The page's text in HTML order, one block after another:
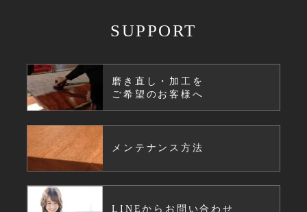
SUPPORT
磨き直し・加工を
ご希望のお客様へ
メンテナンス方法
LINEからお問い合わせ